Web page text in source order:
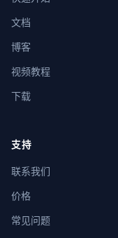
文档
博客
视频教程
下载
支持
联系我们
价格
常见问题